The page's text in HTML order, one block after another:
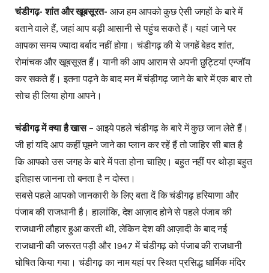
चंडीगढ़- शांत और खूबसूरत- आज हम आपको कुछ ऐसी जगहों के बारे में
बताने वाले हैं, जहां आप बड़ी आसानी से पहुंच सकते हैं। यहां जाने पर
आपका समय ज्यादा बर्बाद नहीं होगा। चंडीगढ़ की ये जगहें बेहद शांत,
रोमांचक और खूबसूरत हैं। यानी की आप आराम से अपनी छुट्टियां एन्जॉय
कर सकते हैं। इतना पढ़ने के बाद मन में चंड़ीगढ़ जाने के बारे में एक बार तो
सोच ही लिया होगा आपने।
चंडीगढ़ में क्या है खास – आइये पहले चंडीगढ़ के बारे में कुछ जान लेते हैं।
जी हां यदि आप कहीं घूमने जाने का प्लान कर रहें हैं तो जाहिर सी बात है
कि आपको उस जगह के बारे में पता होना चाहिए। बहुत नहीं पर थोड़ा बहुत
इतिहास जानना तो बनता है न दोस्त।
सबसे पहले आपको जानकारी के लिए बता दें कि चंडीगढ़ हरियाणा और
पंजाब की राजधानी है। हालांकि, देश आज़ाद होने से पहले पंजाब की
राजधानी लौहार हुआ करती थी, लेकिन देश की आज़ादी के बाद नई
राजधानी की जरूरत पड़ी और 1947 में चंडीगढ़ को पंजाब की राजधानी
घोषित किया गया। चंडीगढ़ का नाम यहां पर स्थित प्रसिद्ध धार्मिक मंदिर